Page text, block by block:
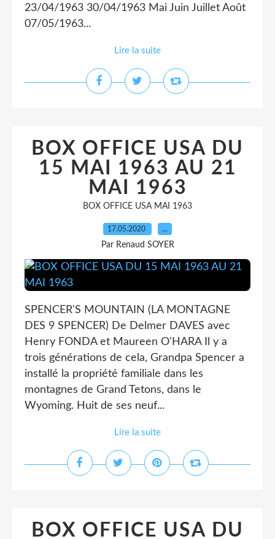
23/04/1963 30/04/1963 Mai Juin Juillet Août
07/05/1963...
Lire la suite
BOX OFFICE USA DU
15 MAI 1963 AU 21
MAI 1963
BOX OFFICE USA MAI 1963
17.05.2020 …
Par Renaud SOYER
SPENCER'S MOUNTAIN (LA MONTAGNE
DES 9 SPENCER) De Delmer DAVES avec
Henry FONDA et Maureen O'HARA Il y a
trois générations de cela, Grandpa Spencer a
installé la propriété familiale dans les
montagnes de Grand Tetons, dans le
Wyoming. Huit de ses neuf...
Lire la suite
BOX OFFICE USA DU